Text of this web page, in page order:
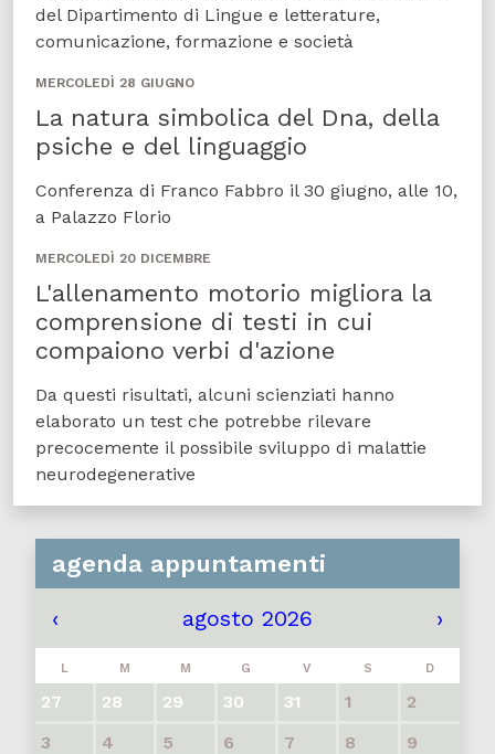
del Dipartimento di Lingue e letterature,
comunicazione, formazione e società
MERCOLEDÌ 28 GIUGNO
La natura simbolica del Dna, della
psiche e del linguaggio
Conferenza di Franco Fabbro il 30 giugno, alle 10,
a Palazzo Florio
MERCOLEDÌ 20 DICEMBRE
L'allenamento motorio migliora la
comprensione di testi in cui
compaiono verbi d'azione
Da questi risultati, alcuni scienziati hanno
elaborato un test che potrebbe rilevare
precocemente il possibile sviluppo di malattie
neurodegenerative
agenda appuntamenti
‹ agosto 2026 ›
L M M G V S D
27 28 29 30 31 1
2
3
4 5 6 7 8
9